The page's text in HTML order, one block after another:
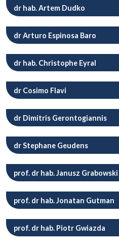
dr hab. Artem Dudko
dr Arturo Espinosa Baro
dr hab. Christophe Eyral
dr Cosimo Flavi
dr Dimitris Gerontogiannis
dr Stephane Geudens
prof. dr hab. Janusz Grabowski
prof. dr hab. Jonatan Gutman
prof. dr hab. Piotr Gwiazda